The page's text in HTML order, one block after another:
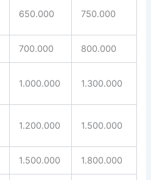
650.000 750.000
700.000 800.000
1.000.000 1.300.000
1.200.000 1.500.000
1.500.000 1.800.000